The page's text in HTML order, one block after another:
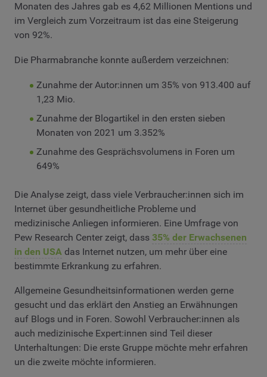
Monaten des Jahres gab es 4,62 Millionen Mentions und
im Vergleich zum Vorzeitraum ist das eine Steigerung
von 92%.
Die Pharmabranche konnte außerdem verzeichnen:
Zunahme der Autor:innen um 35% von 913.400 auf
1,23 Mio.
Zunahme der Blogartikel in den ersten sieben
Monaten von 2021 um 3.352%
Zunahme des Gesprächsvolumens in Foren um
649%
Die Analyse zeigt, dass viele Verbraucher:innen sich im
Internet über gesundheitliche Probleme und
medizinische Anliegen informieren. Eine Umfrage von
Pew Research Center zeigt, dass 35% der Erwachsenen
in den USA das Internet nutzen, um mehr über eine
bestimmte Erkrankung zu erfahren.
Allgemeine Gesundheitsinformationen werden gerne
gesucht und das erklärt den Anstieg an Erwähnungen
auf Blogs und in Foren. Sowohl Verbraucher:innen als
auch medizinische Expert:innen sind Teil dieser
Unterhaltungen: Die erste Gruppe möchte mehr erfahren
un die zweite möchte informieren.